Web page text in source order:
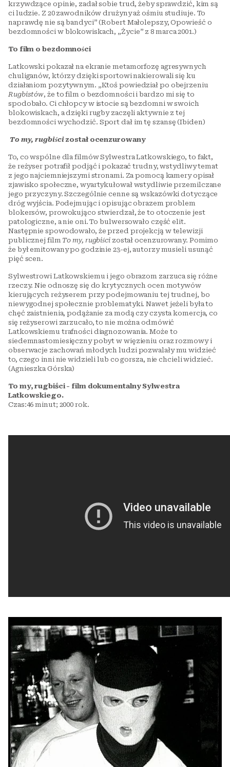
krzywdzące opinie, zadał sobie trud, żeby sprawdzić, kim są
ci ludzie. Z 20 zawodników drużyny aż ośmiu studiuje. To
naprawdę nie są bandyci” (Robert Małolepszy, Opowieść o
bezdomności w blokowiskach, „Życie” z 8 marca 2001.)
To film o bezdomności
Latkowski pokazał na ekranie metamorfozę agresywnych
chuliganów, którzy dzięki sportowi nakierowali się ku
działaniom pozytywnym. „Ktoś powiedział po obejrzeniu
Rugbistów, że to film o bezdomności i bardzo mi się to
spodobało. Ci chłopcy w istocie są bezdomni w swoich
blokowiskach, a dzięki rugby zaczęli aktywnie z tej
bezdomności wychodzić. Sport dał im tę szansę (Ibiden)
To my, rugbiści został ocenzurowany
To, co wspólne dla filmów Sylwestra Latkowskiego, to fakt,
że reżyser potrafił podjąć i pokazać trudny, wstydliwy temat
z jego najciemniejszymi stronami. Za pomocą kamery opisał
zjawisko społeczne, wyartykułował wstydliwie przemilczane
jego przyczyny. Szczególnie cenne są wskazówki dotyczące
dróg wyjścia. Podejmując i opisując obrazem problem
blokersów, prowokująco stwierdzał, że to otoczenie jest
patologiczne, a nie oni. To bulwersowało część elit.
Następnie spowodowało, że przed projekcją w telewizji
publicznej film To my, rugbiści został ocenzurowany. Pomimo
że był emitowany po godzinie 23-ej, autorzy musieli usunąć
pięć scen.
Sylwestrowi Latkowskiemu i jego obrazom zarzuca się różne
rzeczy. Nie odnoszę się do krytycznych ocen motywów
kierujących reżyserem przy podejmowaniu tej trudnej, bo
niewygodnej społecznie problematyki. Nawet jeżeli była to
chęć zaistnienia, podążanie za modą czy czysta komercja, co
się reżyserowi zarzucało, to nie można odmówić
Latkowskiemu trafności diagnozowania. Może to
siedemnastomiesięczny pobyt w więzieniu oraz rozmowy i
obserwacje zachowań młodych ludzi pozwalały mu widzieć
to, czego inni nie widzieli lub co gorsza, nie chcieli widzieć.
(Agnieszka Górska)
To my, rugbiści - film dokumentalny Sylwestra
Latkowskiego.
Czas:46 minut; 2000 rok.